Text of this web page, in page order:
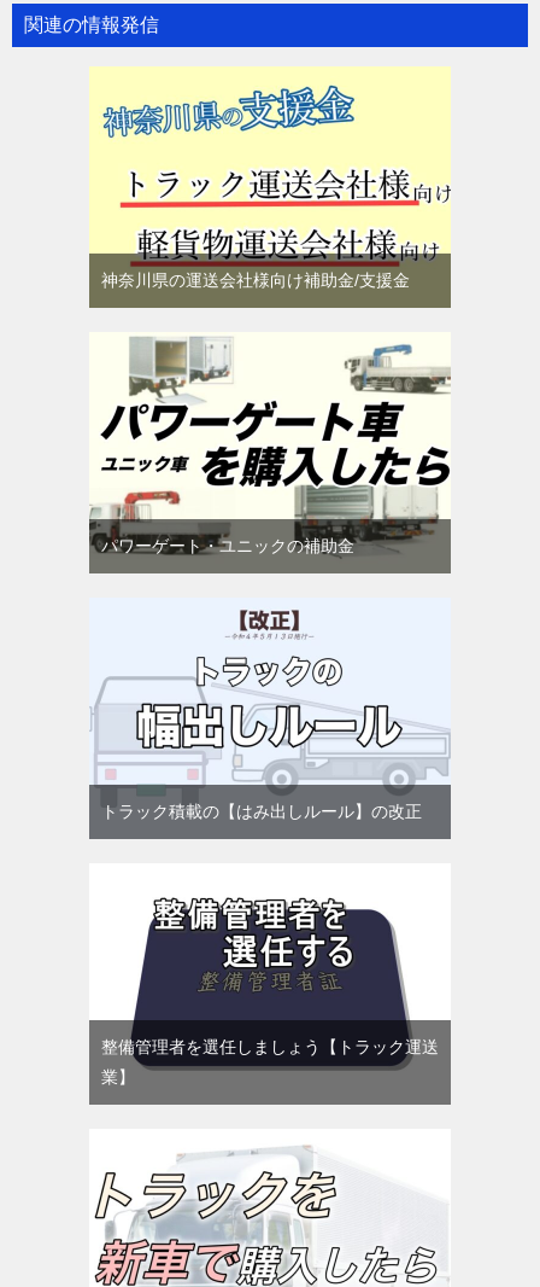
関連の情報発信
神奈川県の運送会社様向け補助金/支援金
パワーゲート・ユニックの補助金
トラック積載の【はみ出しルール】の改正
整備管理者を選任しましょう【トラック運送
業】